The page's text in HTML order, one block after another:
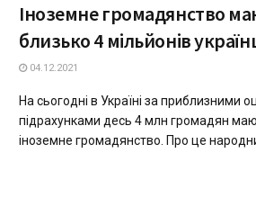
Іноземне громадянство
близько 4 мільйонів
04.12.2021
На сьогодні в Україні за приблизними
підрахунками десь 4 млн громадян
іноземне громадянство. Про це